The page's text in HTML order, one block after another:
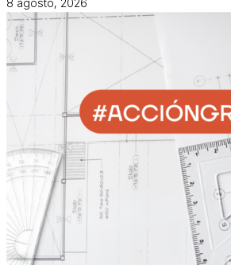
8 agosto, 2026